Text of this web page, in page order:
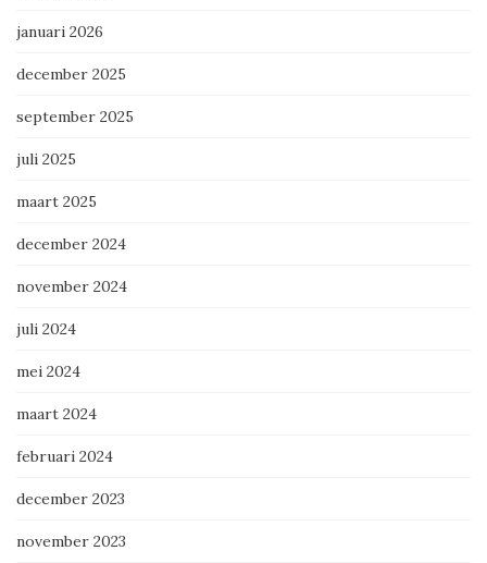
januari 2026
december 2025
september 2025
juli 2025
maart 2025
december 2024
november 2024
juli 2024
mei 2024
maart 2024
februari 2024
december 2023
november 2023